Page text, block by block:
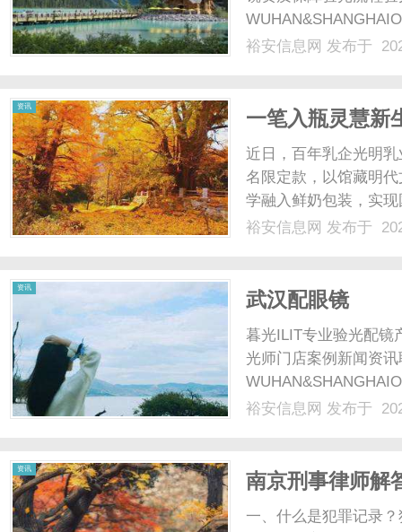
配镜的写字楼眼镜店
裕安信息网 发布于
资讯
一笔入瓶灵慧新
上新
近日，百年乳企光明
名限定款，以馆藏明
学融入鲜奶包装，实
走进日常三餐，为学
裕安信息网 发布于
资讯
武汉配眼镜
暮光ILIT专业验光配镜
光师门店案例新闻资
配镜的写字楼眼镜店
裕安信息网 发布于
资讯
南京刑事律师解
一、什么是犯罪记录